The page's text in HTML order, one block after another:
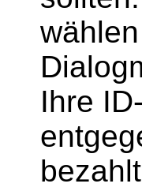
Ihre